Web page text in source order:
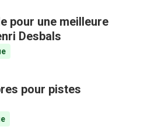
pour une meilleure
Desbals
pour pistes